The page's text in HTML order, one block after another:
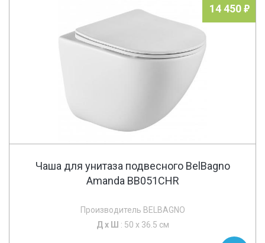
14 450
Чаша для унитаза подвесного BelBagno
Amanda BB051CHR
Производитель BELBAGNO
Д х Ш : 50 x 36.5 см